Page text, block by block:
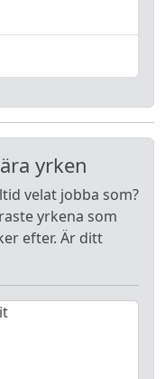
yrken
velat jobba som?
yrkena som
efter. Är ditt